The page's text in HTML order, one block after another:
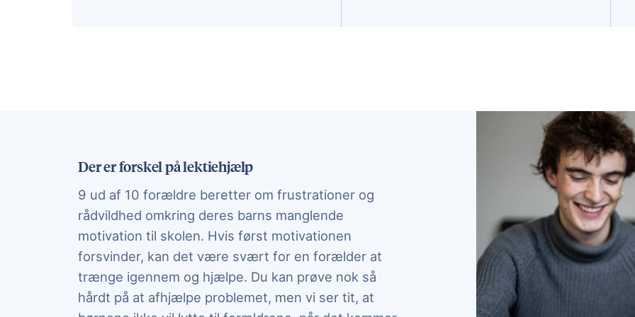
Der er forskel på lektiehjælp
9 ud af 10 forældre beretter om frustrationer og
rådvildhed omkring deres barns manglende
motivation til skolen. Hvis først motivationen
forsvinder, kan det være svært for en forælder at
trænge igennem og hjælpe. Du kan prøve nok så
hårdt på at afhjælpe problemet, men vi ser tit, at